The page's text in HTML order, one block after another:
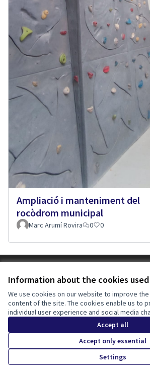
Information about the cookies
We use cookies on our website to improve
content of the site. The cookies enable us to
individual user experience and social media
Accept all
Accept only essential
Settings
Ampliació i manteniment del
rocòdrom municipal
Marc Arumí Rovira 0 0
Cookie settings
Tona participa at X
(External link)
Tona participa at Facebook
(External link)
Tona participa at Instagram
(External link)
English
Triar la llengua Elegir el idiomaChoose language
Website made withfree software .